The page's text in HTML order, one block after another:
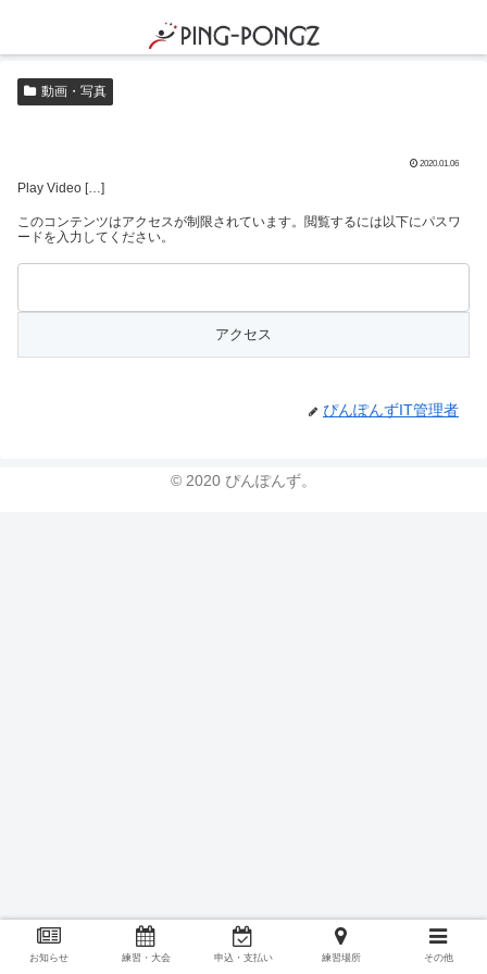
動画・写真
2020.01.06
Play Video […]
このコンテンツはアクセスが制限されています。閲覧するには以下にパスワ
ードを入力してください。
ぴんぽんずIT管理者
© 2020 ぴんぽんず。
お知らせ 練習・大会 申込・支払い 練習場所 その他